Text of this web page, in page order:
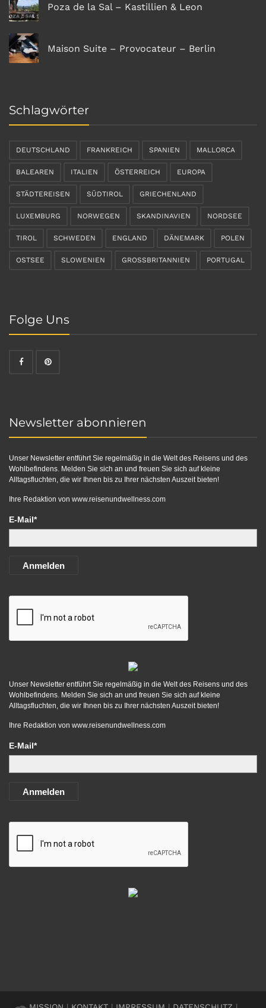
Poza de la Sal – Kastillien & Leon
Maison Suite – Provocateur – Berlin
Schlagwörter
DEUTSCHLAND FRANKREICH SPANIEN MALLORCA
BALEAREN ITALIEN ÖSTERREICH EUROPA
STÄDTEREISEN SÜDTIROL GRIECHENLAND
LUXEMBURG NORWEGEN SKANDINAVIEN NORDSEE
TIROL SCHWEDEN ENGLAND DÄNEMARK POLEN
OSTSEE SLOWENIEN GROSSBRITANNIEN PORTUGAL
Folge Uns
Newsletter abonnieren
Unser Newsletter entführt Sie regelmäßig in die Welt des Reisens und des
Wohlbefindens. Melden Sie sich an und freuen Sie sich auf kleine
Alltagsfluchten, die wir Ihnen bis zu Ihrer nächsten Auszeit bieten!
Ihre Redaktion von www.reisenundwellness.com
E-Mail*
Anmelden
Unser Newsletter entführt Sie regelmäßig in die Welt des Reisens und des
Wohlbefindens. Melden Sie sich an und freuen Sie sich auf kleine
Alltagsfluchten, die wir Ihnen bis zu Ihrer nächsten Auszeit bieten!
Ihre Redaktion von www.reisenundwellness.com
E-Mail*
Anmelden